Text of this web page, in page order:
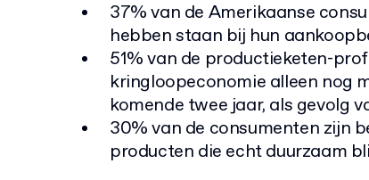
37% van de Amerikaanse
hebben staan bij hun
51% van de productieketen-
kringloopeconomie alleen nog
komende twee jaar, als gevolg
30% van de consumenten zijn
producten die echt duurzaam